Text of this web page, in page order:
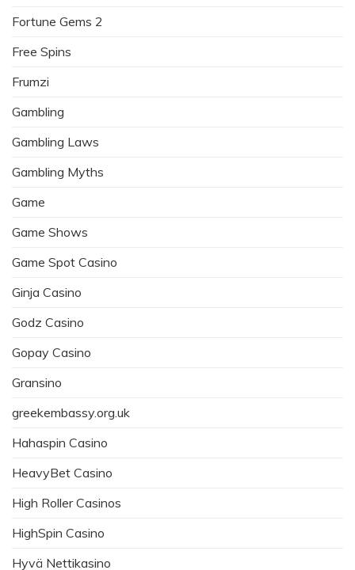
Fortune Gems 2
Free Spins
Frumzi
Gambling
Gambling Laws
Gambling Myths
Game
Game Shows
Game Spot Casino
Ginja Casino
Godz Casino
Gopay Casino
Gransino
greekembassy.org.uk
Hahaspin Casino
HeavyBet Casino
High Roller Casinos
HighSpin Casino
Hyvä Nettikasino